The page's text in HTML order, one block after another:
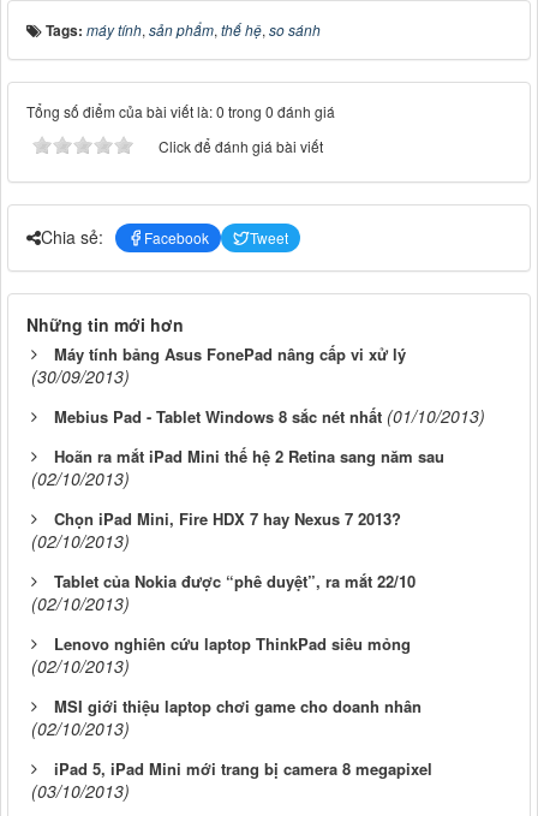
Tags: máy tính, sản phẩm, thế hệ, so sánh
Tổng số điểm của bài viết là: 0 trong 0 đánh giá
Click để đánh giá bài viết
Chia sẻ: Facebook Tweet
Những tin mới hơn
Máy tính bảng Asus FonePad nâng cấp vi xử lý
(30/09/2013)
Mebius Pad - Tablet Windows 8 sắc nét nhất (01/10/2013)
Hoãn ra mắt iPad Mini thế hệ 2 Retina sang năm sau
(02/10/2013)
Chọn iPad Mini, Fire HDX 7 hay Nexus 7 2013?
(02/10/2013)
Tablet của Nokia được “phê duyệt”, ra mắt 22/10
(02/10/2013)
Lenovo nghiên cứu laptop ThinkPad siêu mỏng
(02/10/2013)
MSI giới thiệu laptop chơi game cho doanh nhân
(02/10/2013)
iPad 5, iPad Mini mới trang bị camera 8 megapixel
(03/10/2013)